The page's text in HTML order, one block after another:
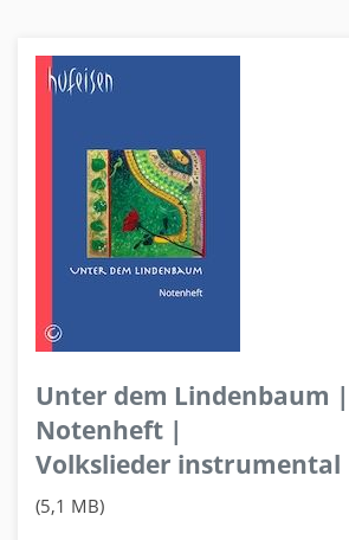
Unter dem Lindenbaum |
Notenheft |
Volkslieder instrumental
(5,1 MB)